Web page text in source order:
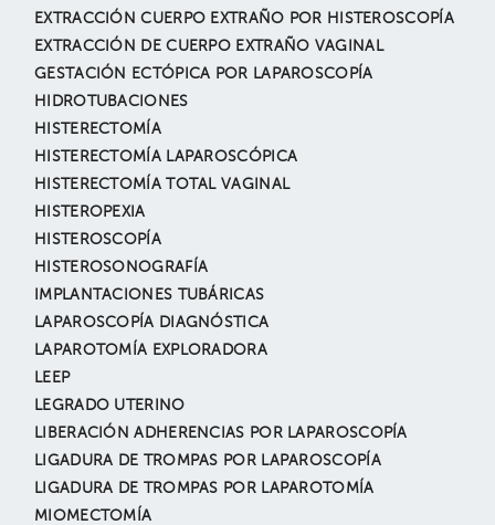
EXTRACCIÓN CUERPO EXTRAÑO POR HISTEROSCOPÍA
EXTRACCIÓN DE CUERPO EXTRAÑO VAGINAL
GESTACIÓN ECTÓPICA POR LAPAROSCOPÍA
HIDROTUBACIONES
HISTERECTOMÍA
HISTERECTOMÍA LAPAROSCÓPICA
HISTERECTOMÍA TOTAL VAGINAL
HISTEROPEXIA
HISTEROSCOPÍA
HISTEROSONOGRAFÍA
IMPLANTACIONES TUBÁRICAS
LAPAROSCOPÍA DIAGNÓSTICA
LAPAROTOMÍA EXPLORADORA
LEEP
LEGRADO UTERINO
LIBERACIÓN ADHERENCIAS POR LAPAROSCOPÍA
LIGADURA DE TROMPAS POR LAPAROSCOPÍA
LIGADURA DE TROMPAS POR LAPAROTOMÍA
MIOMECTOMÍA